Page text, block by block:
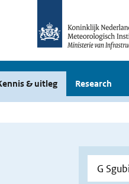
& uitleg Research